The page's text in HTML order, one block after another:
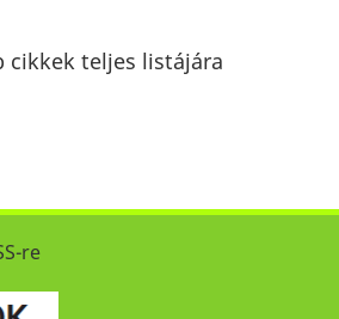
cikkek teljes listájára
re